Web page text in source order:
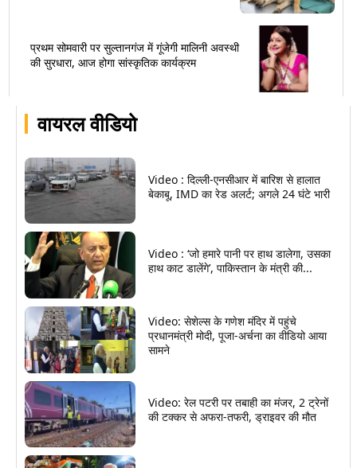
वायरल वीडियो
Video : दिल्ली-एनसीआर में बारिश से हालात
बेकाबू, IMD का रेड अलर्ट; अगले 24 घंटे भारी
Video : ‘जो हमारे पानी पर हाथ डालेगा, उसका
हाथ काट डालेंगे’, पाकिस्तान के मंत्री की...
Video: सेशेल्स के गणेश मंदिर में पहुंचे
प्रधानमंत्री मोदी, पूजा-अर्चना का वीडियो आया
सामने
Video: रेल पटरी पर तबाही का मंजर, 2 ट्रेनों
की टक्कर से अफरा-तफरी, ड्राइवर की मौत
प्रथम सोमवारी पर सुल्तानगंज में गूंजेगी मालिनी अवस्थी
की सुरधारा, आज होगा सांस्कृतिक कार्यक्रम